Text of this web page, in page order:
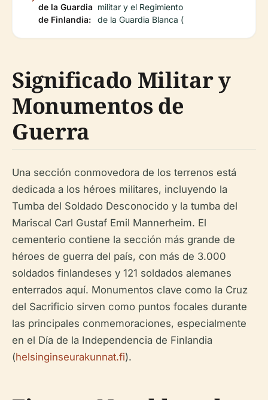
de la Guardia
de Finlandia:
militar y el Regimiento
de la Guardia Blanca (
Significado Militar y
Monumentos de
Guerra
Una sección conmovedora de los terrenos está
dedicada a los héroes militares, incluyendo la
Tumba del Soldado Desconocido y la tumba del
Mariscal Carl Gustaf Emil Mannerheim. El
cementerio contiene la sección más grande de
héroes de guerra del país, con más de 3.000
soldados finlandeses y 121 soldados alemanes
enterrados aquí. Monumentos clave como la Cruz
del Sacrificio sirven como puntos focales durante
las principales conmemoraciones, especialmente
en el Día de la Independencia de Finlandia
(helsinginseurakunnat.fi).